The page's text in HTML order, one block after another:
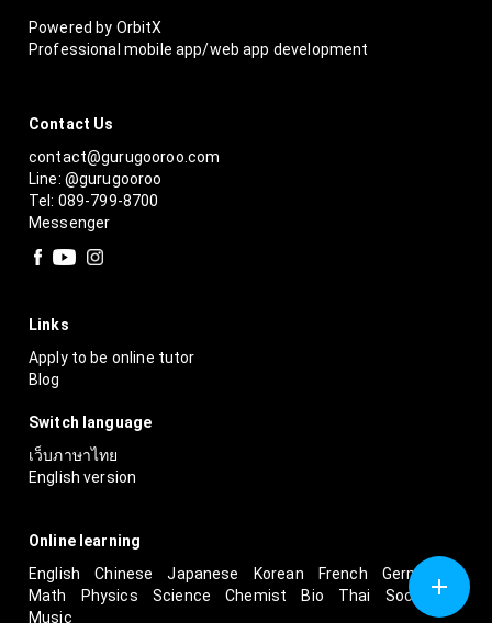
Powered by OrbitX
Professional mobile app/web app development
Contact Us
contact@gurugooroo.com
Line: @gurugooroo
Tel: 089-799-8700
Messenger
Links
Apply to be online tutor
Blog
Switch language
เว็บภาษาไทย
English version
Online learning
English
Chinese Japanese Korean French
German
Math
Physics Science Chemist Bio Thai
Social
Music